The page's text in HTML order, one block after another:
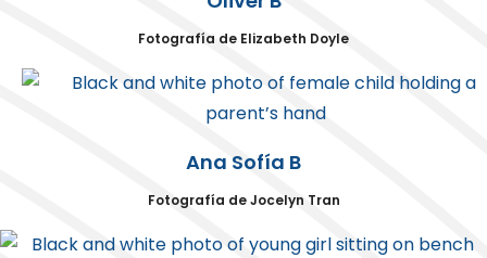
Fotografía de Elizabeth Doyle
Ana Sofía B
Fotografía de Jocelyn Tran